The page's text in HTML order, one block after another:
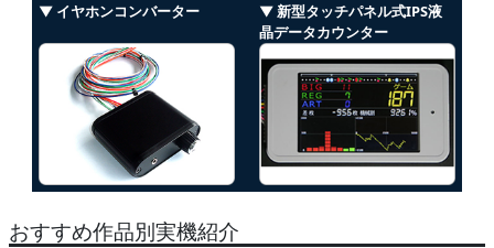
▼ イヤホンコンバーター
▼ 新型タッチパネル式IPS液
晶データカウンター
おすすめ作品別実機紹介